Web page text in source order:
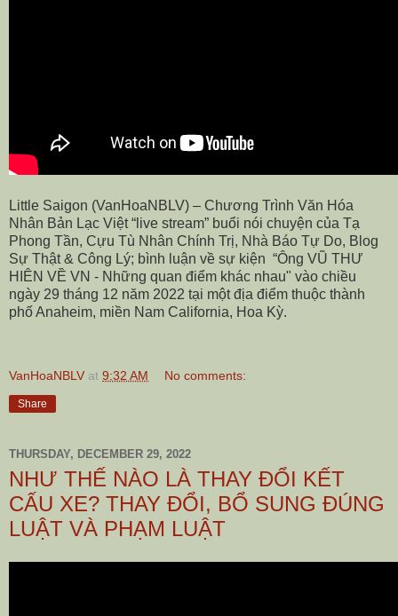
Little Saigon (VanHoaNBLV) – Chương Trình Văn Hóa
Nhân Bản Lạc Việt “live stream” buổi nói chuyện của Tạ
Phong Tần, Cựu Tù Nhân Chính Trị, Nhà Báo Tự Do, Blog
Sự Thật & Công Lý; bình luận về sự kiện “Ông VŨ THƯ
HIÊN VỀ VN - Những quan điểm khác nhau" vào chiều
ngày 29 tháng 12 năm 2022 tại một địa điểm thuộc thành
phố Anaheim, miền Nam California, Hoa Kỳ.
VanHoaNBLV at 9:32 AM No comments:
Share
THURSDAY, DECEMBER 29, 2022
NHƯ THẾ NÀO LÀ THAY ĐỔI KẾT
CẤU XE? THAY ĐỔI, BỔ SUNG ĐÚNG
LUẬT VÀ PHẠM LUẬT